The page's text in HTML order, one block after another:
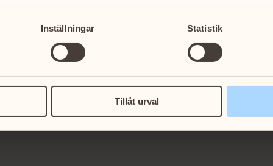
Inställningar Statistik
Tillåt urval